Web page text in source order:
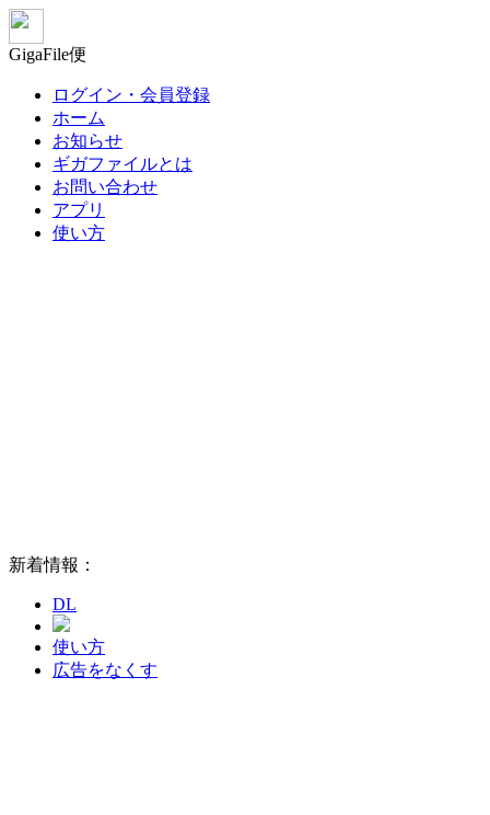
GigaFile便
ログイン・会員登録
ホーム
お知らせ
ギガファイルとは
お問い合わせ
アプリ
使い方
新着情報：
DL
使い方
広告をなくす